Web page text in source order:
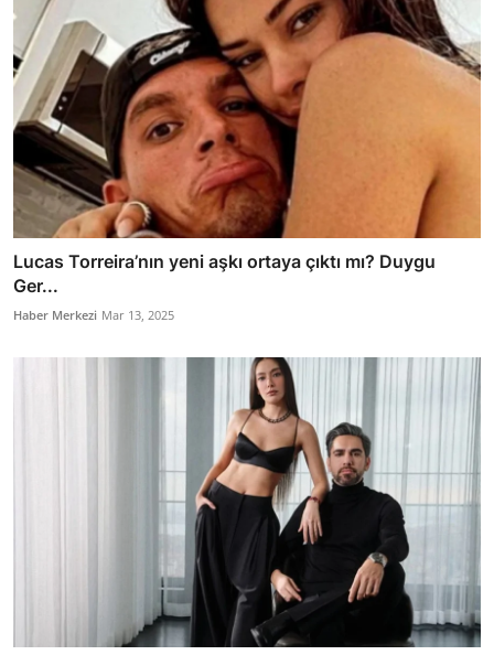
Lucas Torreira’nın yeni aşkı ortaya çıktı mı? Duygu
Ger...
Haber Merkezi Mar 13, 2025